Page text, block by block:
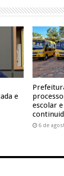
e
escolar
6 de